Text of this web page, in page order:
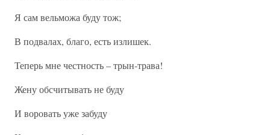
Я сам вельможа буду тож;
В подвалах, благо, есть излишек.
Теперь мне честность – трын-трава!
Жену обсчитывать не буду
И воровать уже забуду